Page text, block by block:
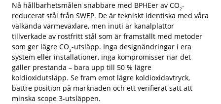
Nå hållbarhetsmålen snabbare med BPHEer av CO2-
reducerat stål från SWEP. De är tekniskt identiska med våra
välkända värmeväxlare, men inuti är kanalplattor
tillverkade av rostfritt stål som är framställt med metoder
som ger lägre CO2-utsläpp. Inga designändringar i era
system eller installationer, inga kompromisser när det
gäller prestanda – bara upp till 50 % lägre
koldioxidutsläpp. Se fram emot lägre koldioxidavtryck,
bättre position på marknaden och ett verifierat sätt att
minska scope 3-utsläppen.